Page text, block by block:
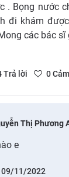
. Bọng nước
đi khám
các bác
Trả lời 0
Thị Phương
e
09/11/2022